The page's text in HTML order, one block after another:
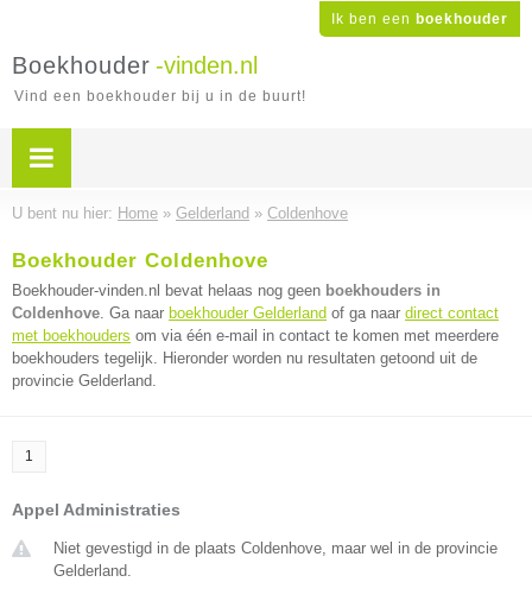
Ik ben een boekhouder
Boekhouder -vinden.nl
Vind een boekhouder bij u in de buurt!
U bent nu hier: Home » Gelderland » Coldenhove
Boekhouder Coldenhove
Boekhouder-vinden.nl bevat helaas nog geen boekhouders in
Coldenhove. Ga naar boekhouder Gelderland of ga naar direct contact
met boekhouders om via één e-mail in contact te komen met meerdere
boekhouders tegelijk. Hieronder worden nu resultaten getoond uit de
provincie Gelderland.
1
Appel Administraties
Niet gevestigd in de plaats Coldenhove, maar wel in de provincie
Gelderland.